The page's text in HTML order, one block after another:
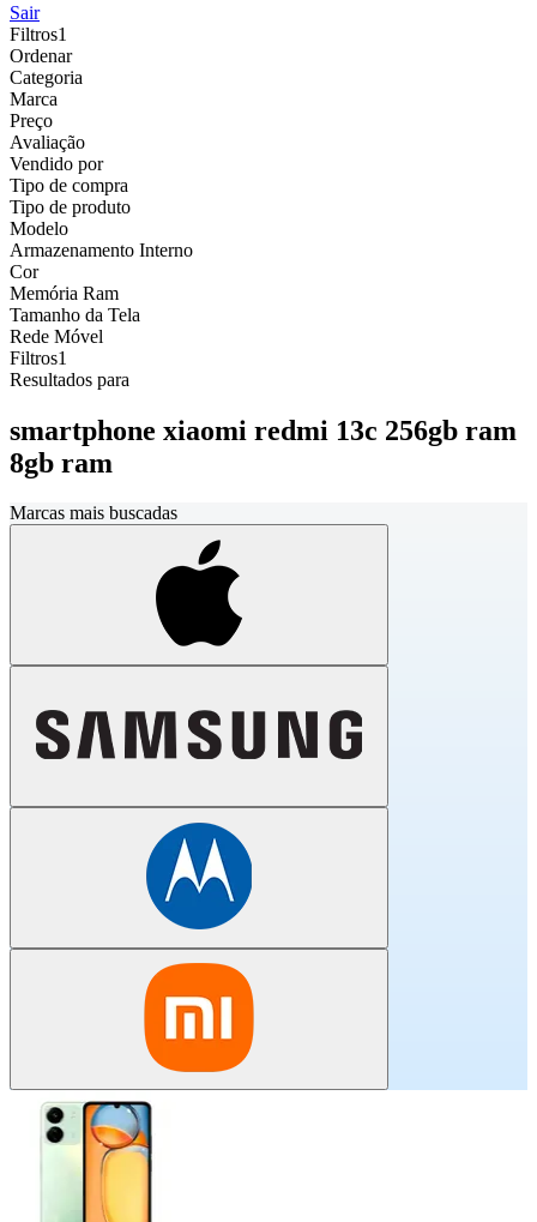
Sair
Filtros1
Ordenar
Categoria
Marca
Preço
Avaliação
Vendido por
Tipo de compra
Tipo de produto
Modelo
Armazenamento Interno
Cor
Memória Ram
Tamanho da Tela
Rede Móvel
Filtros1
Resultados para
smartphone xiaomi redmi 13c 256gb ram
8gb ram
Marcas mais buscadas